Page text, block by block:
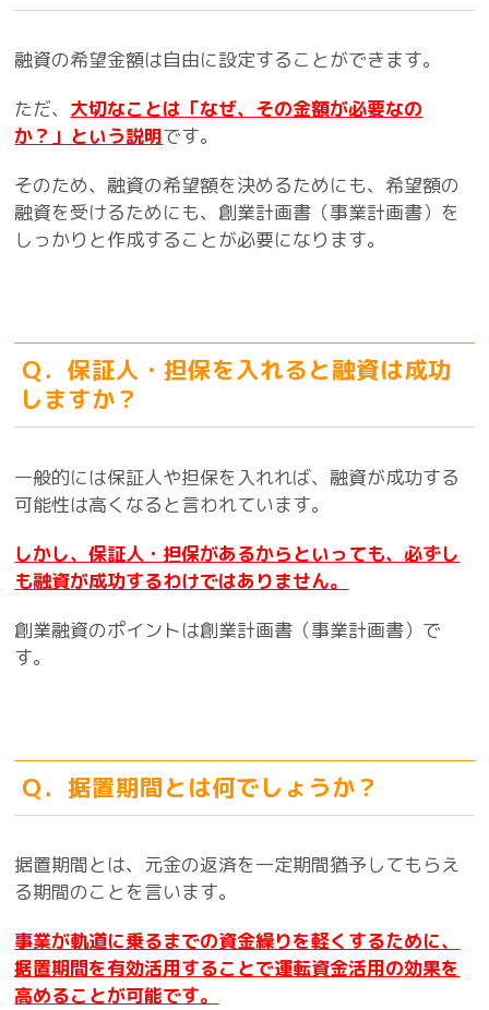
融資の希望金額は自由に設定することができます。
ただ、 大切なことは「なぜ、その金額が必要なの
か？」という説明です。
そのため、融資の希望額を決めるためにも、希望額の
融資を受けるためにも、創業計画書（事業計画書）を
しっかりと作成することが必要になります。
Ｑ．保証人・担保を入れると融資は成功
しますか？
一般的には保証人や担保を入れれば、融資が成功する
可能性は高くなると言われています。
しかし、保証人・担保があるからといっても、必ずし
も融資が成功するわけではありません。
創業融資のポイントは創業計画書（事業計画書）で
す。
Ｑ．据置期間とは何でしょうか？
据置期間とは、元金の返済を一定期間猶予してもらえ
る期間のことを言います。
事業が軌道に乗るまでの資金繰りを軽くするために、
据置期間を有効活用することで運転資金活用の効果を
高めることが可能です。